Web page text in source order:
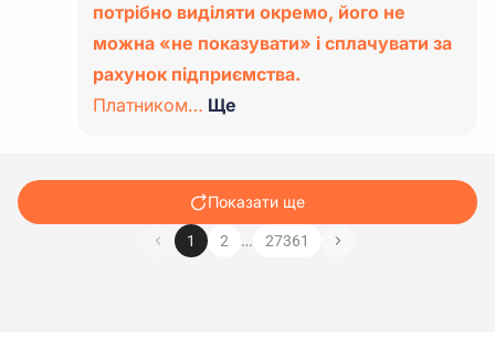
потрібно виділяти окремо, його не
можна «не показувати» і сплачувати за
рахунок підприємства.
Платником… Ще
Показати ще
1 2 … 27361